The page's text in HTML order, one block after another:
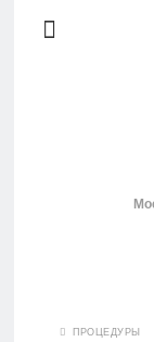
ПРОЦЕДУРЫ